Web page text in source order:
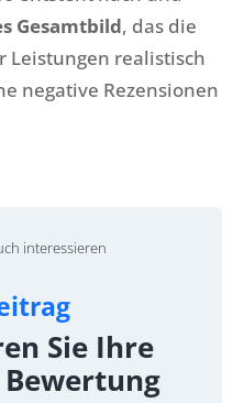
Gesamtbild, das die
Leistungen realistisch
negative Rezensionen
interessieren
Sie Ihre